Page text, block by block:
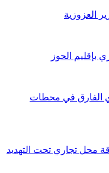
العزوزية
بإقليم الحوز
الفارق في محطات
محل تجاري تحت التهديد